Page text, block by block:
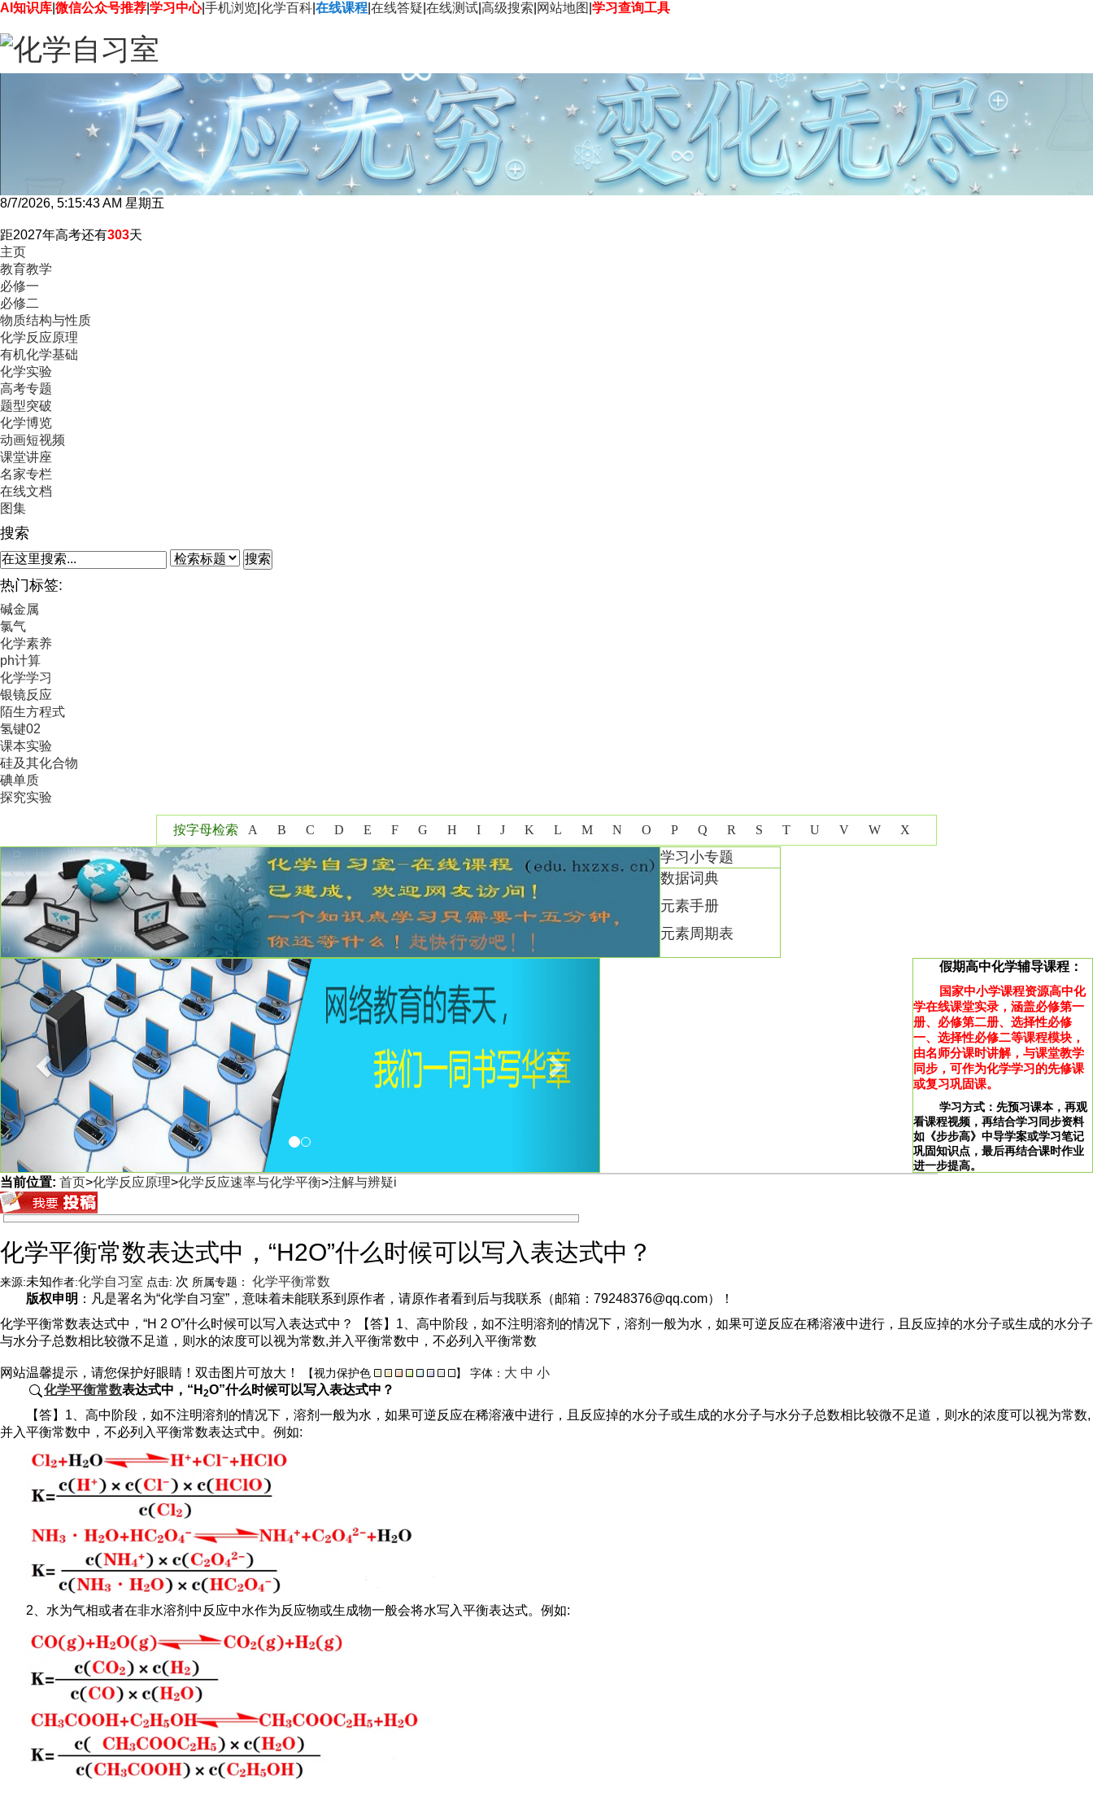
AI知识库 微信公众号推荐 学习中心|手机浏览 化学百科 在线课程 在线答疑 在线测试 高级搜索 网站地图 学习查询工具
8/7/2026, 5:15:44 AM 星期五
距2027年高考还有303天
主页
教育教学
必修一
必修二
物质结构与性质
化学反应原理
有机化学基础
化学实验
高考专题
题型突破
化学博览
动画短视频
课堂讲座
名家专栏
在线文档
图集
搜索
搜索
热门标签:
碱金属
氯气
化学素养
ph计算
化学学习
银镜反应
陌生方程式
氢键02
课本实验
硅及其化合物
碘单质
探究实验
按字母检索 A B C D E F G H I J K L M N O P Q R S T U V W X
Y Z
学习小专题
数据词典
元素手册
元素周期表
Previous 假期高中化学辅导课程：
国家中小学课程资源高中化
学在线课堂实录，涵盖必修第一
册、必修第二册、选择性必修
一、选择性必修二等课程模块，
由名师分课时讲解，与课堂教学
同步，可作为化学学习的先修课
或复习巩固课。
学习方式：先预习课本，再观
看课程视频，再结合学习同步资料
如《步步高》中导学案或学习笔记
巩固知识点，最后再结合课时作业
进一步提高。
<
当前位置: 首页>化学反应原理>化学反应速率与化学平衡>注解与辨疑i
化学平衡常数表达式中，“H2O”什么时候可以写入表达式中？
来源:未知作者:化学自习室 点击: 次 所属专题：
化学平衡常数
版权申明 ：凡是署名为“化学自习室”，意味着未能联系到原作者，请原作者看到后与我联系（邮箱：79248376@qq.com）！
化学平衡常数表达式中，“H 2 O”什么时候可以写入表达式中？ 【答】1、高中阶段，如不注明溶剂的情况下，溶剂一般为水，如果可逆反应在稀溶液中进行，且反应掉的水分子或生成的水分子
与水分子总数相比较微不足道，则水的浓度可以视为常数,并入平衡常数中，不必列入平衡常数
网站温馨提示，请您保护好眼睛！双击图片可放大！ 【视力保护色 】 字体： 大 中 小
化学平衡常数表达式中，“H 2O”什么时候可以写入表达式中？
【答】1、高中阶段，如不注明溶剂的情况下，溶剂一般为水，如果可逆反应在稀溶液中进行，且反应掉的水分子或生成的水分子与水分子总数相比较微不足道，则水的浓度可以视为常数,
并入平衡常数中，不必列入平衡常数表达式中。例如:
2、水为气相或者在非水溶剂中反应中水作为反应物或生成物一般会将水写入平衡表达式。例如: